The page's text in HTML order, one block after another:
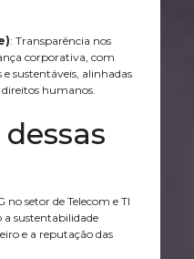
: Transparência nos
corporativa, com
sustentáveis, alinhadas
direitos humanos.
no setor de Telecom e TI
sustentabilidade
e a reputação das